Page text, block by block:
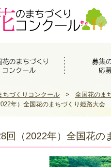
ちづくりコンクール > 全国花のま
年）全国花のまちづくり姫路大会
回（2022年）全国花の